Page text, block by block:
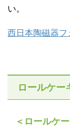
い。
西日本陶磁器
ロールケー
＜ロールケ